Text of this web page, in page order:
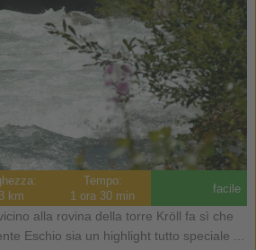
km
Tempo:
1 ora 30 min
facile
alla rovina della torre Kröll fa sì che
Eschio sia un highlight tutto speciale ...